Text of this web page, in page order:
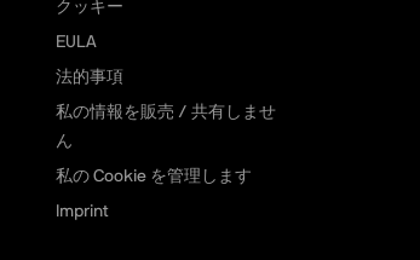
クッキー
EULA
法的事項
私の情報を販売 / 共有しませ
ん
私の Cookie を管理します
Imprint